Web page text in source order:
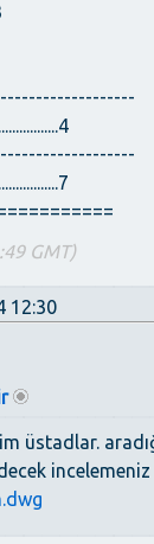
GMT)
12:30
üstadlar.